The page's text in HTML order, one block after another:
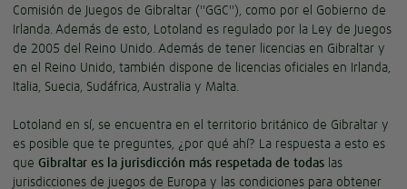
Comisión de Juegos de Gibraltar ("GGC"), como por el Gobierno de
Irlanda. Además de esto, Lotoland es regulado por la Ley de Juegos
de 2005 del Reino Unido. Además de tener licencias en Gibraltar y
en el Reino Unido, también dispone de licencias oficiales en Irlanda,
Italia, Suecia, Sudáfrica, Australia y Malta.
Lotoland en sí, se encuentra en el territorio británico de Gibraltar y
es posible que te preguntes, ¿por qué ahí? La respuesta a esto es
que Gibraltar es la jurisdicción más respetada de todas las
jurisdicciones de juegos de Europa y las condiciones para obtener